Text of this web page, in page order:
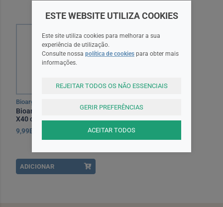
Bioarga
Bioarga Caps Acerola C
X40 cáps(s)
9,99EUR
ADICIONAR
ESTE WEBSITE UTILIZA COOKIES
Este site utiliza cookies para melhorar a sua
experiência de utilização.
Consulte nossa política de cookies para obter mais
informações.
REJEITAR TODOS OS NÃO ESSENCIAIS
GERIR PREFERÊNCIAS
ACEITAR TODOS